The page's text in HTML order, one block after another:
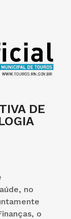
DE
no
o